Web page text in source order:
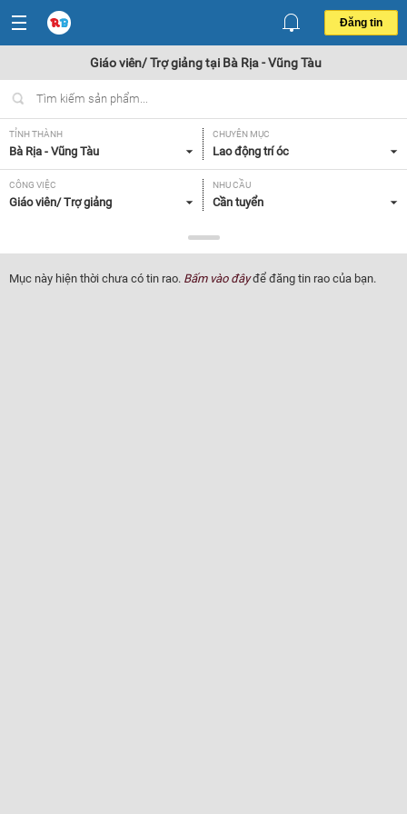
Đăng tin
Giáo viên/ Trợ giảng tại Bà Rịa - Vũng Tàu
TỈNH THÀNH
Bà Rịa - Vũng Tàu
CHUYÊN MỤC
Lao động trí óc
CÔNG VIỆC
Giáo viên/ Trợ giảng
NHU CẦU
Cần tuyển
Tất cả
Mục này hiện thời chưa có tin rao. Bấm vào đâyđể đăng tin rao của bạn.